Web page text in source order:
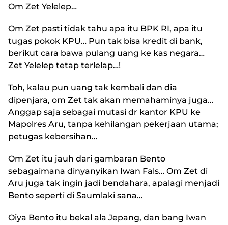
Om Zet Yelelep…
Om Zet pasti tidak tahu apa itu BPK RI, apa itu
tugas pokok KPU… Pun tak bisa kredit di bank,
berikut cara bawa pulang uang ke kas negara…
Zet Yelelep tetap terlelap…!
Toh, kalau pun uang tak kembali dan dia
dipenjara, om Zet tak akan memahaminya juga…
Anggap saja sebagai mutasi dr kantor KPU ke
Mapolres Aru, tanpa kehilangan pekerjaan utama;
petugas kebersihan…
Om Zet itu jauh dari gambaran Bento
sebagaimana dinyanyikan Iwan Fals… Om Zet di
Aru juga tak ingin jadi bendahara, apalagi menjadi
Bento seperti di Saumlaki sana…
Oiya Bento itu bekal ala Jepang, dan bang Iwan